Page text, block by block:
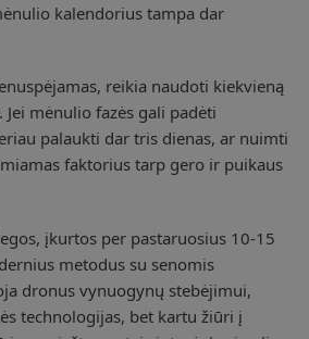
kalendorius tampa dar
reikia naudoti kiekvieną
mėnulio fazės gali padėti
palaukti dar tris dienas, ar nuimti
faktorius tarp gero ir puikaus
įkurtos per pastaruosius 10-15
metodus su senomis
dronus vynuogynų stebėjimui,
technologijas, bet kartu žiūri į